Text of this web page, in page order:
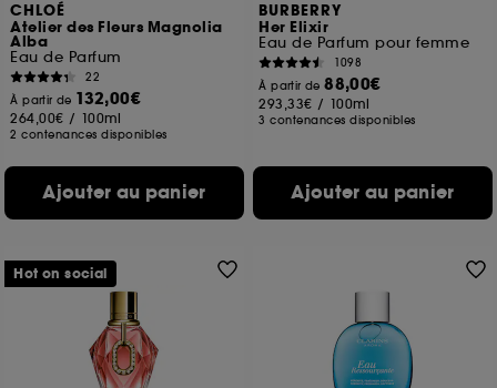
CHLOÉ
Atelier des Fleurs Magnolia
Alba
Eau de Parfum
22
À partir de 132,00€
264,00€ / 100ml
2 contenances disponibles
Ajouter au panier
BURBERRY
Her Elixir
Eau de Parfum pour femme
1098
À partir de88,00€
293,33€ / 100ml
3 contenances disponibles
Ajouter au panier
Hot on social